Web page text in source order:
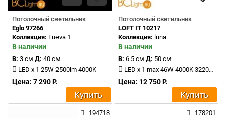
Потолочный светильник
Eglo 97266
Коллекция: Fueva 1
В наличии
В: 3 см Д: 40 см
LED x 1 25W 2500lm 4000K
Цена: 7 290 Р.
Купить
Потолочный светильник
LOFT IT 10217
Коллекция: luna
В наличии
В: 6.5 см Д: 50 см
LED x 1 max 46W 4000K 3220Lm
Цена: 12 750 Р.
Купить
194718 178201